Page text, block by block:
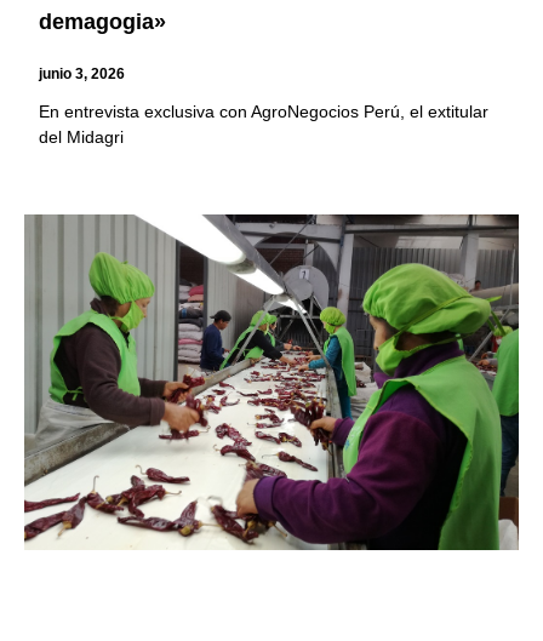
demagogia»
junio 3, 2026
En entrevista exclusiva con AgroNegocios Perú, el extitular
del Midagri